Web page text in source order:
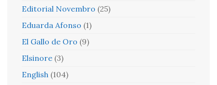
Editorial Novembro (25)
Eduarda Afonso (1)
El Gallo de Oro (9)
Elsinore (3)
English (104)